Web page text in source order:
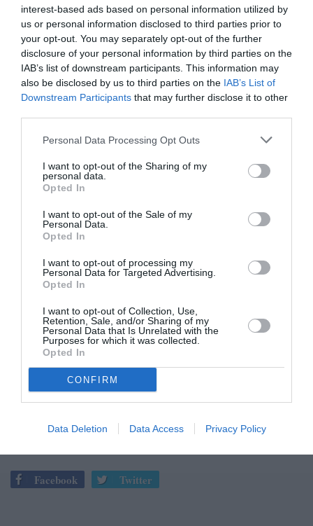
interest-based ads based on personal information utilized by
us or personal information disclosed to third parties prior to
your opt-out. You may separately opt-out of the further
disclosure of your personal information by third parties on the
IAB’s list of downstream participants. This information may
also be disclosed by us to third parties on the IAB’s List of
Downstream Participants that may further disclose it to other
Personal Data Processing Opt Outs
I want to opt-out of the Sharing of my
personal data.
Opted In
I want to opt-out of the Sale of my
Personal Data.
Opted In
I want to opt-out of processing my
Personal Data for Targeted Advertising.
Opted In
I want to opt-out of Collection, Use,
Retention, Sale, and/or Sharing of my
Personal Data that Is Unrelated with the
Purposes for which it was collected.
Opted In
CONFIRM
Data Deletion Data Access Privacy Policy
Νωρίτερα, στο πλαίσιο του 4th Beyond Football
Conference 2026, ο υπουργός Αθλητισμού συμμετείχε
στις εργασίες του συνεδρίου, όπου παρουσίασε τις
πρωτοβουλίες του Υπουργείου για τον ψηφιακό
μετασχηματισμό του αθλητισμού και προχώρησε σε
ανακοινώσεις σχετικά με την πλατφόρμα e-Kouros. Ο
κ. Βρούτσης υπογράμμισε τη σημασία των στοιχείων
μπορούν να αποτελέσουν πολύτιμο εργαλείο για τον
σχεδιασμό πολιτικών και δράσεων τόσο σε εθνικό όσο
και σε τοπικό επίπεδο.
Στην επίσκεψη παρέστη και ο νέος team manager της
ΠΑΕ Καλαμάτα, Ντανιέλ Μπατίστα, ο οποίος
ευχαρίστησε τον Υπουργό και τον Δήμαρχο για τη
για την ενίσχυση των αθλητικών υποδομών,
τονίζοντας τη σημασία των έργων τόσο για την ομάδα
όσο και για την αναπτυξιακή προοπτική της πόλης.
ΓΙΑΝΝΗΣ ΒΡΟΥΤΣΗΣ
ΝΤΑΝΙΕΛ ΜΠΑΤΙΣΤΑ
Facebook Twitter